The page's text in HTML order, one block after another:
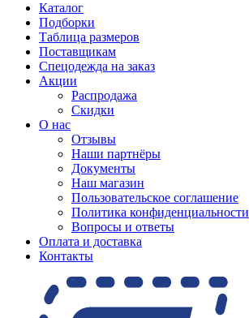
Каталог
Подборки
Таблица размеров
Поставщикам
Спецодежда на заказ
Акции
Распродажа
Скидки
О нас
Отзывы
Наши партнёры
Документы
Наш магазин
Пользовательское соглашение
Политика конфиденциальности
Вопросы и ответы
Оплата и доставка
Контакты